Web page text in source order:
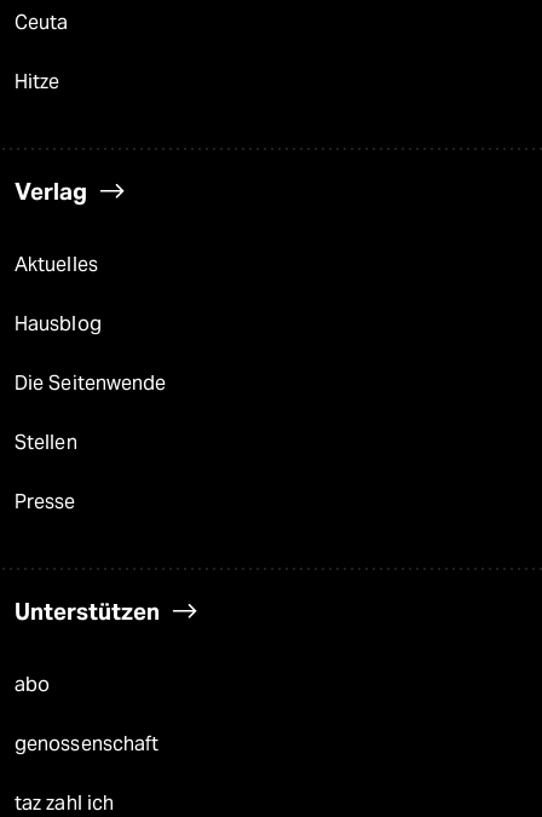
Ceuta
Hitze
Verlag
Aktuelles
Hausblog
Die Seitenwende
Stellen
Presse
Unterstützen
abo
genossenschaft
taz zahl ich